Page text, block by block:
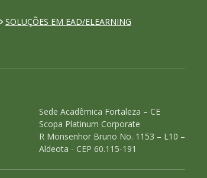
SOLUÇÕES EM EAD/ELEARNING
Sede Acadêmica Fortaleza – CE
Scopa Platinum Corporate
R Monsenhor Bruno No. 1153 – L10 –
Aldeota - CEP 60.115-191